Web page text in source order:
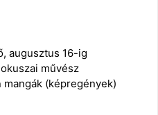
augusztus 16-ig
művész
(képregények)